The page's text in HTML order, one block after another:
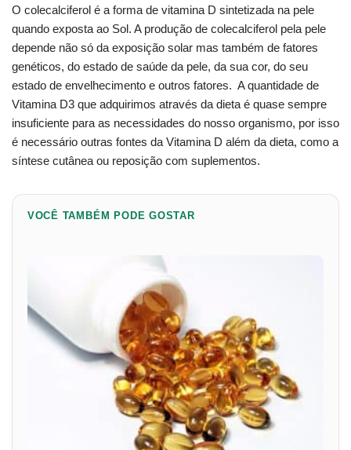
O colecalciferol é a forma de vitamina D sintetizada na pele
quando exposta ao Sol. A produção de colecalciferol pela pele
depende não só da exposição solar mas também de fatores
genéticos, do estado de saúde da pele, da sua cor, do seu
estado de envelhecimento e outros fatores. A quantidade de
Vitamina D3 que adquirimos através da dieta é quase sempre
insuficiente para as necessidades do nosso organismo, por isso
é necessário outras fontes da Vitamina D além da dieta, como a
síntese cutânea ou reposição com suplementos.
VOCÊ TAMBÉM PODE GOSTAR